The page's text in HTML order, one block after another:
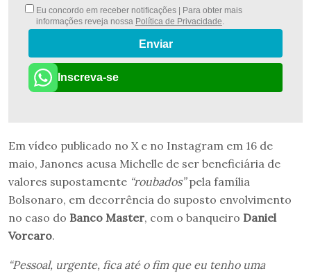
Eu concordo em receber notificações | Para obter mais
informações reveja nossa Política de Privacidade
Enviar
Inscreva-se
Em vídeo publicado no X e no Instagram em 16 de
maio, Janones acusa Michelle de ser beneficiária de
valores supostamente “roubados”pela família
Bolsonaro, em decorrência do suposto envolvimento
no caso do Banco Master, com o banqueiro Daniel
Vorcaro.
“Pessoal, urgente, fica até o fim que eu tenho uma